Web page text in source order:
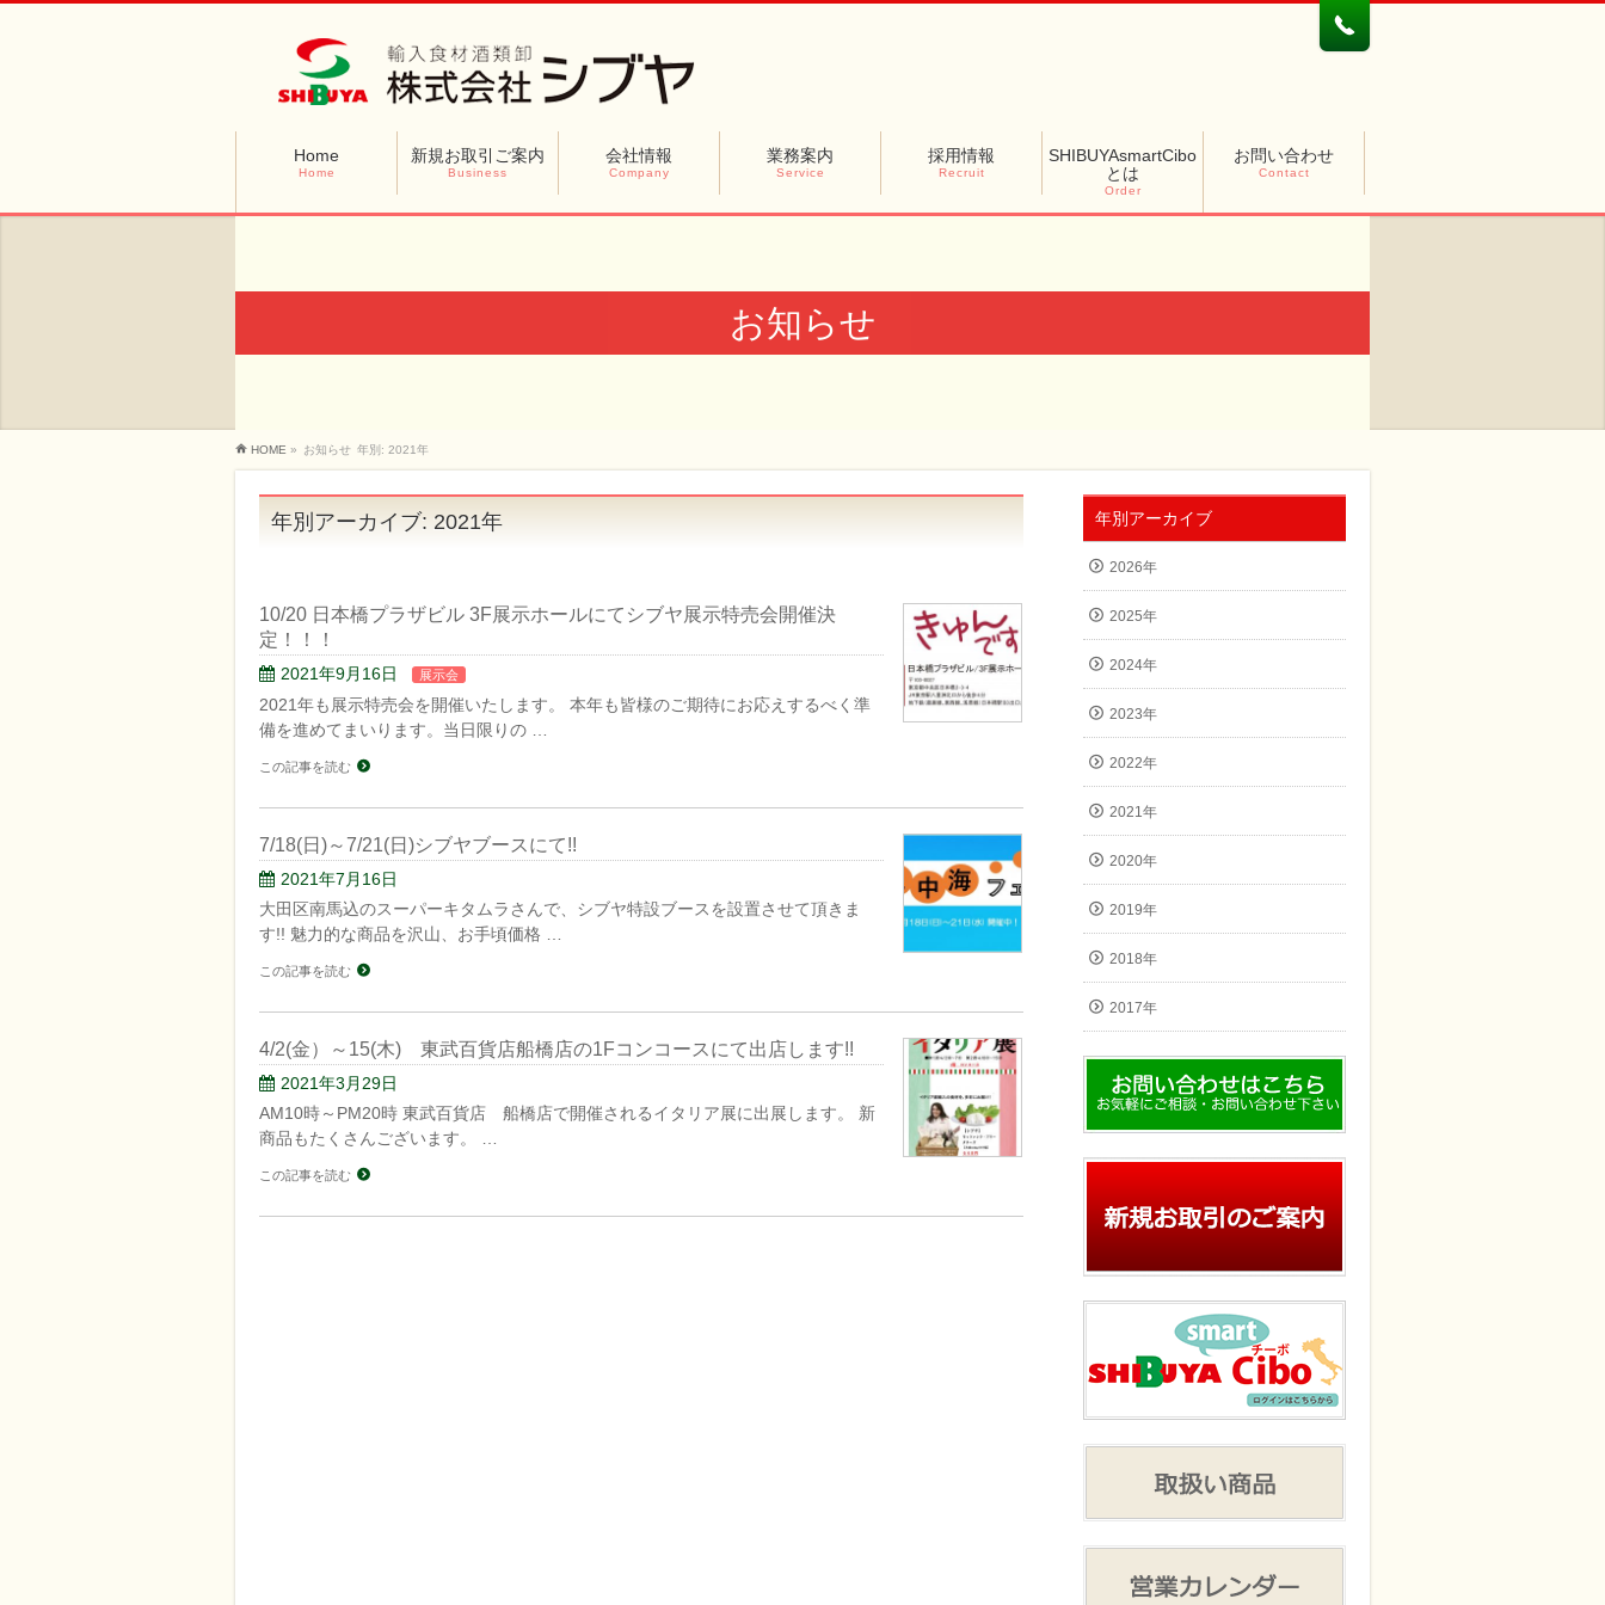
Home
Home
新規お取引ご案内
Business
会社情報
Company
業務案内
Service
採用情報
Recruit
SHIBUYAsmartCibo
とは
Order
お問い合わせ
Contact
お知らせ
HOME » お知らせ 年別: 2021年
年別アーカイブ: 2021年
10/20 日本橋プラザビル 3F展示ホールにてシブヤ展示特売会開催決
定！！！
2021年9月16日 展示会
2021年も展示特売会を開催いたします。 本年も皆様のご期待にお応えするべく準
備を進めてまいります。当日限りの …
この記事を読む
7/18(日)～7/21(日)シブヤブースにて!!
2021年7月16日
大田区南馬込のスーパーキタムラさんで、シブヤ特設ブースを設置させて頂きま
す!! 魅力的な商品を沢山、お手頃価格 …
この記事を読む
4/2(金）～15(木) 東武百貨店船橋店の1Fコンコースにて出店します!!
2021年3月29日
AM10時～PM20時 東武百貨店 船橋店で開催されるイタリア展に出展します。 新
商品もたくさんございます。 …
この記事を読む
年別アーカイブ
2026年
2025年
2024年
2023年
2022年
2021年
2020年
2019年
2018年
2017年